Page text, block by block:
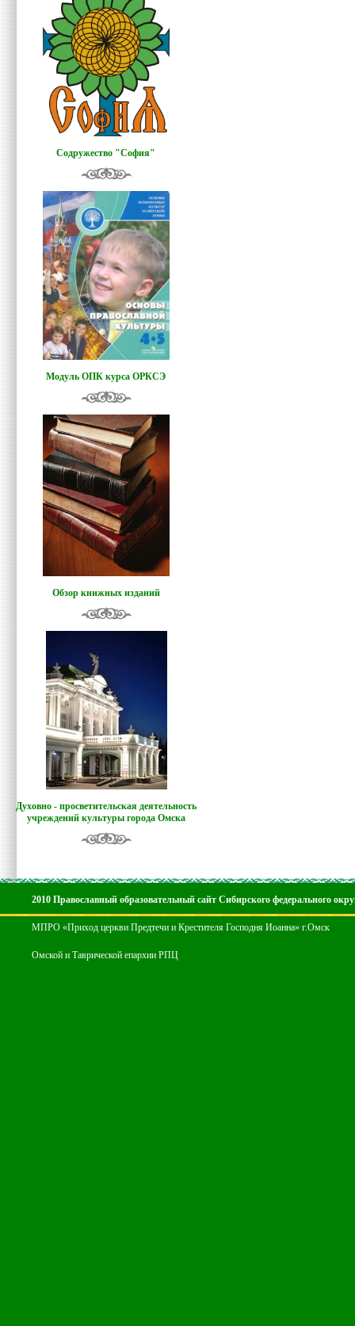
Содружество "София"
Модуль ОПК курса ОРКСЭ
Обзор книжных изданий
Духовно - просветительская деятельность
учреждений культуры города Омска
2010 Православный образовательный сайт Сибирского федерального
МПРО «Приход церкви Предтечи и Крестителя Господня Иоанна» г.Омск
Омской и Таврической епархии РПЦ